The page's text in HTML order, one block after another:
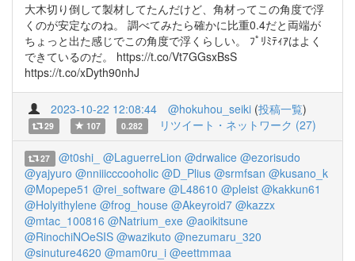
大木切り倒して製材してたんだけど、角材ってこの角度で浮
くのが安定なのね。 調べてみたら確かに比重0.4だと両端が
ちょっと出た感じでこの角度で浮くらしい。 ﾌﾟﾘﾐﾃｨｱはよく
できているのだ。 https://t.co/Vt7GGsxBsS
https://t.co/xDyth90nhJ
2023-10-22 12:08:44 @hokuhou_seiki (投稿一覧)
29 107 0.282 リツイート・ネットワーク (27)
27 @t0shi_ @LaguerreLion @drwalice @ezorisudo
@yajyuro @nniiicccooholic @D_Plius @srmfsan @kusano_k
@Mopepe51 @rei_software @L48610 @pleist @kakkun61
@Holyithylene @frog_house @Akeyroid7 @kazzx
@mtac_100816 @Natrium_exe @aoikitsune
@RinochiNOeSIS @wazikuto @nezumaru_320
@sinuture4620 @mam0ru_i @eettmmaa